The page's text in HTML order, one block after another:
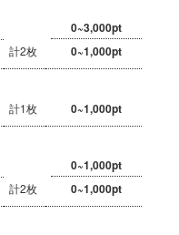
計2枚
0~3,000pt
0~1,000pt
計1枚 0~1,000pt
計2枚
0~1,000pt
0~1,000pt